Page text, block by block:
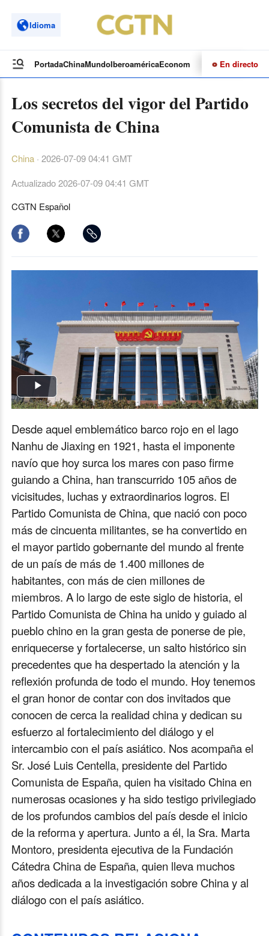
Idioma
PortadaChinaMundoIberoaméricaEconomía CulturaDeportes
En directo
Los secretos del vigor del Partido
Comunista de China
China· 2026-07-09 04:41 GMT
Actualizado2026-07-09 04:41 GMT
CGTN Español
Play
Desde aquel emblemático barco rojo en el lago
Nanhu de Jiaxing en 1921, hasta el imponente
navío que hoy surca los mares con paso firme
guiando a China, han transcurrido 105 años de
vicisitudes, luchas y extraordinarios logros. El
Partido Comunista de China, que nació con poco
más de cincuenta militantes, se ha convertido en
el mayor partido gobernante del mundo al frente
de un país de más de 1.400 millones de
habitantes, con más de cien millones de
miembros. A lo largo de este siglo de historia, el
Partido Comunista de China ha unido y guiado al
pueblo chino en la gran gesta de ponerse de pie,
enriquecerse y fortalecerse, un salto histórico sin
precedentes que ha despertado la atención y la
reflexión profunda de todo el mundo. Hoy tenemos
el gran honor de contar con dos invitados que
conocen de cerca la realidad china y dedican su
esfuerzo al fortalecimiento del diálogo y el
intercambio con el país asiático. Nos acompaña el
Sr. José Luis Centella, presidente del Partido
Comunista de España, quien ha visitado China en
numerosas ocasiones y ha sido testigo privilegiado
de los profundos cambios del país desde el inicio
de la reforma y apertura. Junto a él, la Sra. Marta
Montoro, presidenta ejecutiva de la Fundación
Cátedra China de España, quien lleva muchos
años dedicada a la investigación sobre China y al
diálogo con el país asiático.